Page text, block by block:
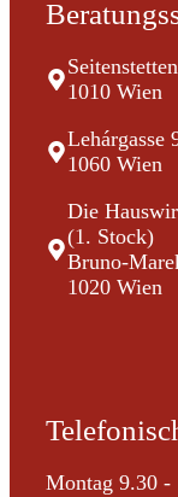
1010 Wien
Lehárgasse
1060 Wien
Die
(1. Stock)
Bruno-
1020 Wien
Montag 9.30 -